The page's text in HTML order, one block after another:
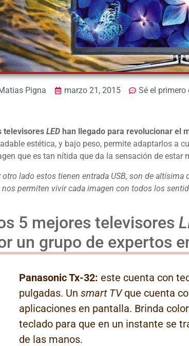
Pigna marzo 21, 2015 Sé el primero
televisores LED han llegado para revolucionar el
estética, y bajo peso, permite adaptarlos a
que es tan nítida que da la sensación de estar
otro lado estos tienen entrada USB, son de
nos permiten vivir cada imagen con todos los
5 mejores televisores
un grupo de expertos
Panasonic Tx-32: este cuenta con
pulgadas. Un smart TVque cuenta
aplicaciones en pantalla. Brinda
teclado para que en un instante se
de las manos.